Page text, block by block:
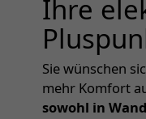
Ihre
Sie wünschen
mehr Komfort
sowohl in